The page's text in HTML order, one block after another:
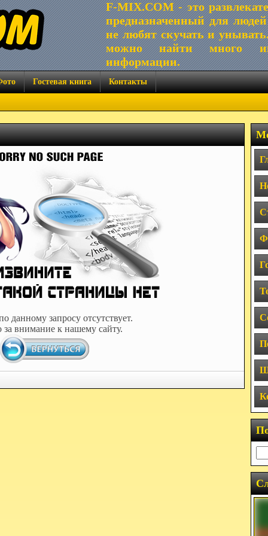
F-MIX.COM - это
предназначенный для
не любят скучать и
можно найти много
информации.
Гостевая книга Контакты
данному запросу отсутствует.
за внимание к нашему сайту.